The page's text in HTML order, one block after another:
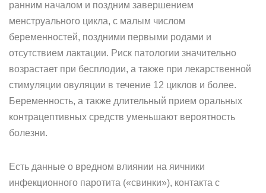
ранним началом и поздним завершением
менструального цикла, с малым числом
беременностей, поздними первыми родами и
отсутствием лактации. Риск патологии значительно
возрастает при бесплодии, а также при лекарственной
стимуляции овуляции в течение 12 циклов и более.
Беременность, а также длительный прием оральных
контрацептивных средств уменьшают вероятность
болезни.
Есть данные о вредном влиянии на яичники
инфекционного паротита («свинки»), контакта с